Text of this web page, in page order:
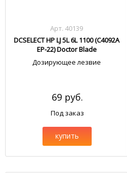
Арт. 40139
DCSELECT HP LJ 5L 6L 1100 (C4092A
EP-22) Doctor Blade
Дозирующее лезвие
69 руб.
Под заказ
купить